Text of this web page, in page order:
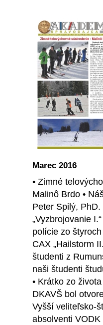
Marec 2016
• Zimné
Malinô Brdo •
Peter Spilý, PhD.
„Vyzbrojovanie
polície zo
CAX „Hailstorm
študenti z
naši študenti
• Krátko zo
DKAVŠ bol
Vyšší veliteľsko-
absolventi VODK